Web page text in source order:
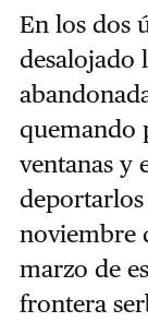
En los dos
desalojado
quemando
ventanas y
deportarlos
noviembre
marzo de
frontera